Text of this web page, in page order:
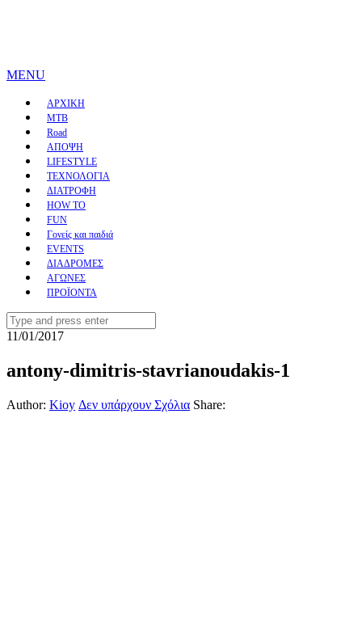
MENU
ΑΡΧΙΚΗ
MTB
Road
ΑΠΟΨΗ
LIFESTYLE
ΤΕΧΝΟΛΟΓΙΑ
ΔΙΑΤΡΟΦΗ
HOW TO
FUN
Γονείς και παιδιά
EVENTS
ΔΙΑΔΡΟΜΕΣ
ΑΓΩΝΕΣ
ΠΡΟΪΟΝΤΑ
Search
for:
11/01/2017
antony-dimitris-stavrianoudakis-1
Author: Kioy Δεν υπάρχουν Σχόλια Share: